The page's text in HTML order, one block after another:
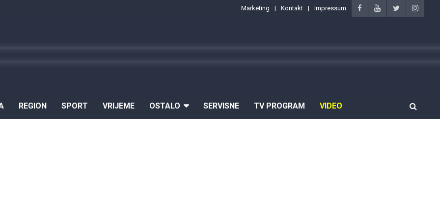
Marketing Kontakt Impressum
REGION SPORT VRIJEME OSTALO SERVISNE TV PROGRAM VIDEO